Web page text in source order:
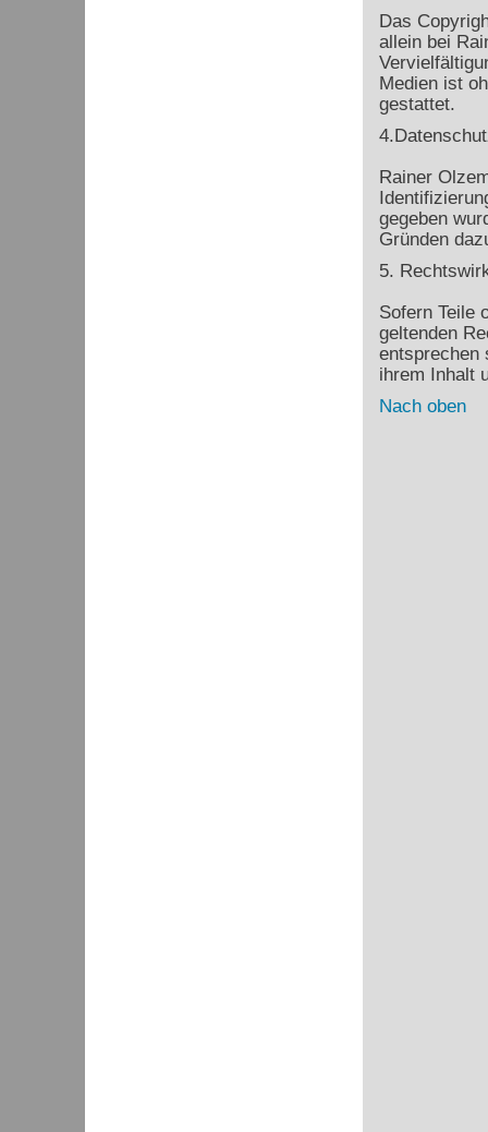
Das
allein bei
Medien ist
gestattet.
Rainer
gegeben
Gründen
5.
Sofern Teile
geltenden
entsprechen
ihrem Inhalt
Nach oben